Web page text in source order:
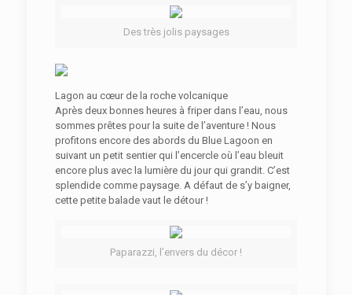
Des très jolis paysages
Lagon au cœur de la roche volcanique
Après deux bonnes heures à friper dans l’eau, nous
sommes prêtes pour la suite de l’aventure ! Nous
profitons encore des abords du Blue Lagoon en
suivant un petit sentier qui l’encercle où l’eau bleuit
encore plus avec la lumière du jour qui grandit. C’est
splendide comme paysage. A défaut de s’y baigner,
cette petite balade vaut le détour !
Paparazzi, l’envers du décor !